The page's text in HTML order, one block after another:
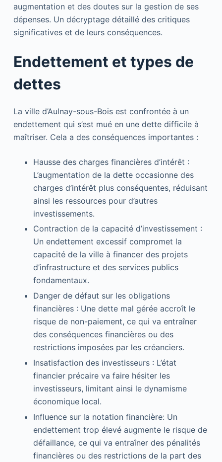
augmentation et des doutes sur la gestion de ses
dépenses. Un décryptage détaillé des critiques
significatives et de leurs conséquences.
Endettement et types de
dettes
La ville d’Aulnay-sous-Bois est confrontée à un
endettement qui s’est mué en une dette difficile à
maîtriser. Cela a des conséquences importantes :
Hausse des charges financières d’intérêt :
L’augmentation de la dette occasionne des
charges d’intérêt plus conséquentes, réduisant
ainsi les ressources pour d’autres
investissements.
Contraction de la capacité d’investissement :
Un endettement excessif compromet la
capacité de la ville à financer des projets
d’infrastructure et des services publics
fondamentaux.
Danger de défaut sur les obligations
financières : Une dette mal gérée accroît le
risque de non-paiement, ce qui va entraîner
des conséquences financières ou des
restrictions imposées par les créanciers.
Insatisfaction des investisseurs : L’état
financier précaire va faire hésiter les
investisseurs, limitant ainsi le dynamisme
économique local.
Influence sur la notation financière: Un
endettement trop élevé augmente le risque de
défaillance, ce qui va entraîner des pénalités
financières ou des restrictions de la part des